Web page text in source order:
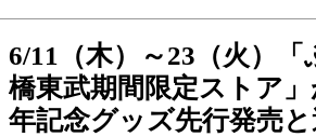
6/11（木）～23（火）
橋東武期間限定ストア
年記念グッズ先行発売